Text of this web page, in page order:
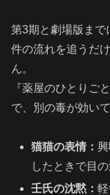
第3期と劇場版まで
件の流れを追うだ
ん。
『薬屋のひとりご
で、別の毒が効い
猫猫の表情：
したときで目
壬氏の沈黙：